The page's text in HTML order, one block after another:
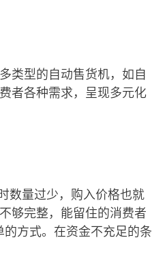
类型的自动售货机，如自
者各种需求，呈现多元化
数量过少，购入价格也就
够完整，能留住的消费者
方式。在资金不充足的条